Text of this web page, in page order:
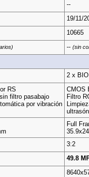
--
19/11/
10665
-- (sin
2 x
RS
filtro pasabajo
por vibración
CMOS
Filtro
Full
3:2
49.8